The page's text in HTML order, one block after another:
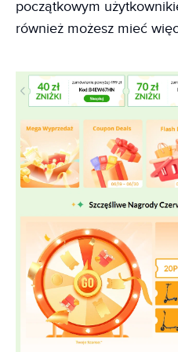
początkowym
również możesz mieć